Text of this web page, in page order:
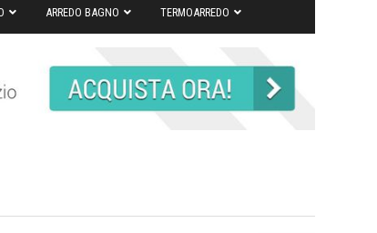
ARREDO BAGNO TERMOARREDO